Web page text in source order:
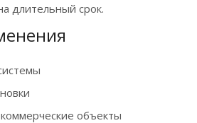
длительный срок.
объекты